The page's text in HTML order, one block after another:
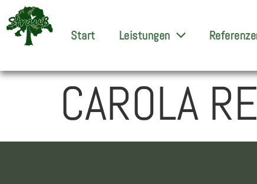
Start Leistungen
CAROLA